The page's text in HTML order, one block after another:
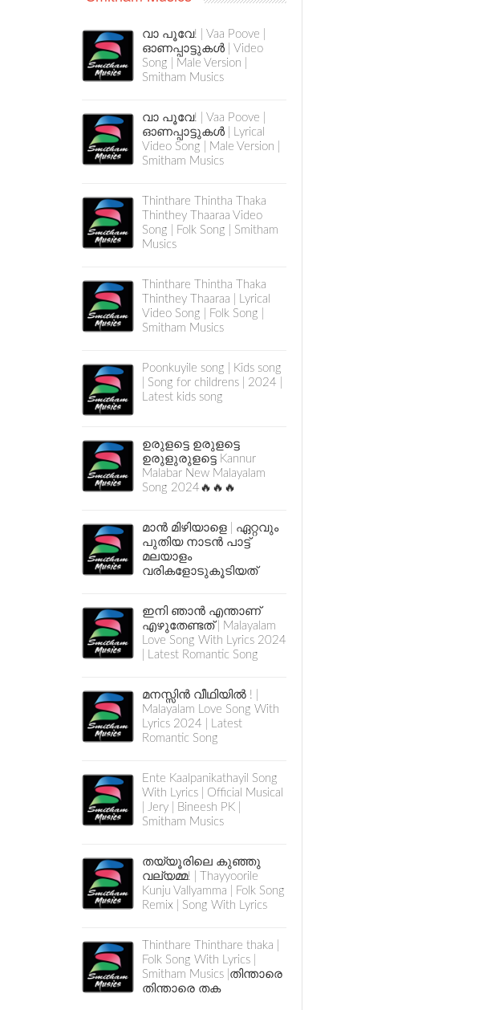
വാ പൂവേ! | Vaa Poove |
ഓണപ്പാട്ടുകൾ | Video
Song | Male Version |
Smitham Musics
വാ പൂവേ! | Vaa Poove |
ഓണപ്പാട്ടുകൾ | Lyrical
Video Song | Male Version |
Smitham Musics
Thinthare Thintha Thaka
Thinthey Thaaraa Video
Song | Folk Song | Smitham
Musics
Thinthare Thintha Thaka
Thinthey Thaaraa | Lyrical
Video Song | Folk Song |
Smitham Musics
Poonkuyile song | Kids song
| Song for childrens | 2024 |
Latest kids song
ഉരുളട്ടെ ഉരുളട്ടെ
ഉരുളുരുളട്ടെ Kannur
Malabar New Malayalam
Song 2024🔥🔥🔥
മാൻ മിഴിയാളെ | ഏറ്റവും
പുതിയ നാടൻ പാട്ട്
മലയാളം
വരികളോടുകൂടിയത്
ഇനി ഞാൻ എന്താണ്
എഴുതേണ്ടത് | Malayalam
Love Song With Lyrics 2024
| Latest Romantic Song
മനസ്സിൻ വീഥിയിൽ ! |
Malayalam Love Song With
Lyrics 2024 | Latest
Romantic Song
Ente Kaalpanikathayil Song
With Lyrics | Official Musical
| Jery | Bineesh PK |
Smitham Musics
തയ്യൂരിലെ കുഞ്ഞു
വല്യമ്മ! | Thayyoorile
Kunju Vallyamma | Folk Song
Remix | Song With Lyrics
Thinthare Thinthare thaka |
Folk Song With Lyrics |
Smitham Musics |തിന്താരെ
തിന്താരെ തക